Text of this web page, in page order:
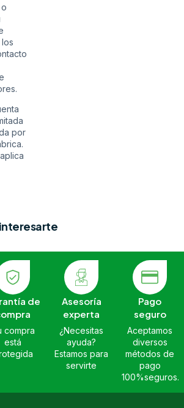
por
de
compra
está
Asesoría
experta
¿Necesitas
ayuda?
Estamos para
servirte
Pago
seguro
Aceptamos
diversos
métodos de
pago
100%seguros.